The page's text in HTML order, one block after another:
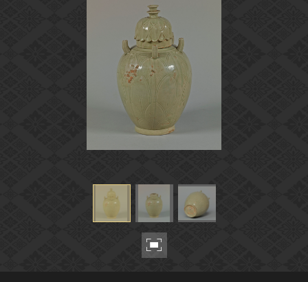
全国の美術館・博物館
媒体資料・関連記事等
博物館、美術館の皆さまへ
文化庁よりご挨拶
今月のみどころ
お知らせ一覧
このサイトについて
関連サイトリンク
サイトマップ
サイトのご意見はこちら